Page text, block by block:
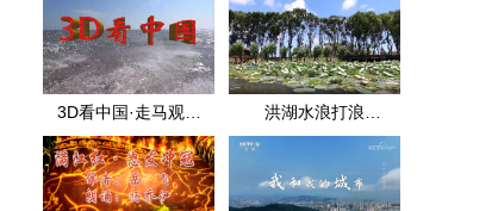
·3D·MTV·王玉珍·洪
湖实景
年中考数学试题分
析（上）
3D看中国·走马观花
看洪湖·2D
洪湖水浪打浪
·2D·MTV·王玉珍·洪
湖实景